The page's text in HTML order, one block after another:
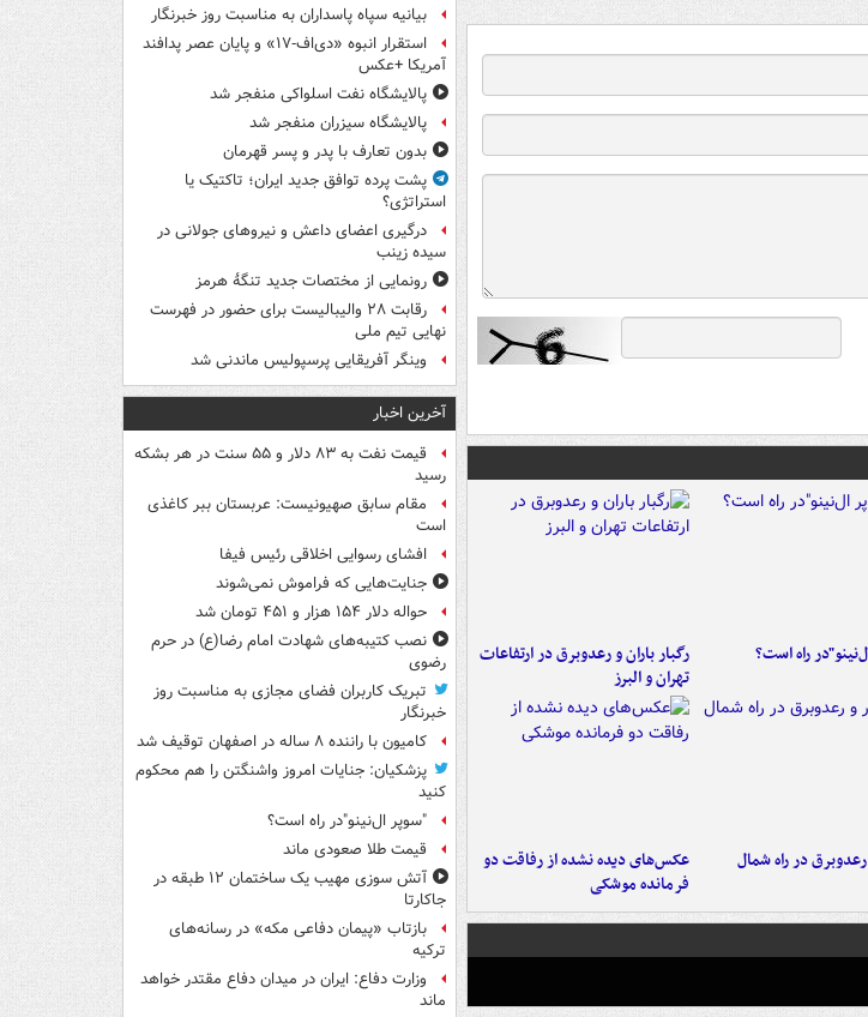
راه است؟
رگبار باران و رعدوبرق در ارتفاعات
تهران و البرز
رعدوبرق در راه شمال
عکس‌های دیده نشده از رفاقت دو
فرمانده‌ موشکی
بیانیه سپاه پاسداران به مناسبت روز خبرنگار
استقرار انبوه «دی‌اف‑۱۷» و پایان عصر پدافند
آمریکا +عکس
پالایشگاه نفت اسلواکی منفجر شد
پالایشگاه سیزران منفجر شد
بدون تعارف با پدر و پسر قهرمان
پشت پرده توافق جدید ایران؛ تاکتیک یا
استراتژی؟
درگیری اعضای داعش و نیروهای جولانی در
سیده زینب
رونمایی از مختصات جدید تنگۀ هرمز
رقابت ۲۸ والیبالیست برای حضور در فهرست
نهایی تیم ملی
وینگر آفریقایی پرسپولیس ماندنی شد
آخرین اخبار
قیمت نفت به ۸۳ دلار و ۵۵ سنت در هر بشکه
رسید
مقام سابق صهیونیست: عربستان ببر کاغذی
است
افشای رسوایی اخلاقی رئیس فیفا
جنایت‌هایی که فراموش نمی‌شوند
حواله دلار ۱۵۴ هزار و ۴۵۱ تومان شد
نصب کتیبه‌های شهادت امام رضا(ع) در حرم
رضوی
تبریک کاربران فضای مجازی به مناسبت روز
خبرنگار
کامیون با راننده ۸ ساله در اصفهان توقیف شد
پزشکیان: جنایات امروز واشنگتن را هم محکوم
کنید
"سوپر ال‌نینو"در راه است؟
قیمت طلا صعودی ماند
آتش سوزی مهیب یک ساختمان ۱۲ طبقه در
جاکارتا
بازتاب «پیمان دفاعی مکه» در رسانه‌های
ترکیه
وزارت دفاع: ایران در میدان دفاع مقتدر خواهد
ماند